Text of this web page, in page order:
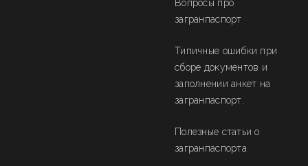
Вопросы про
загранпаспорт
Типичные ошибки при
сборе документов и
заполнении анкет на
загранпаспорт.
Полезные статьи о
загранпаспорта